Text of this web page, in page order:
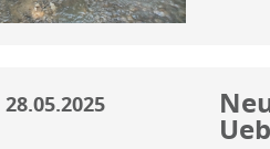
28.05.2025